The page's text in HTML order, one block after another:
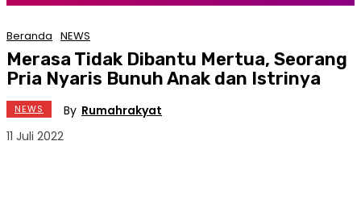
Beranda NEWS
Merasa Tidak Dibantu Mertua, Seorang
Pria Nyaris Bunuh Anak dan Istrinya
NEWS By Rumahrakyat
11 Juli 2022